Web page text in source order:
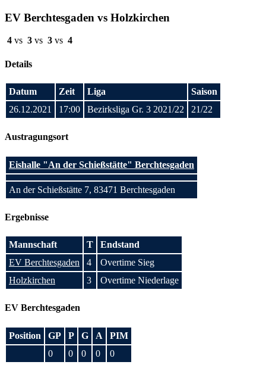
EV Berchtesgaden vs Holzkirchen
4 vs 3 vs 3 vs 4
Details
Datum Zeit Liga
Saison
26.12.2021
17:00 Bezirksliga Gr. 3 2021/22 21/22
Austragungsort
Eishalle "An der Schießstätte" Berchtesgaden
An der Schießstätte 7, 83471 Berchtesgaden
Ergebnisse
Mannschaft T
Endstand
EV Berchtesgaden
4
Overtime Sieg
Holzkirchen
3 Overtime Niederlage
EV Berchtesgaden
Position GP P G A
PIM
0
0 0 0 0